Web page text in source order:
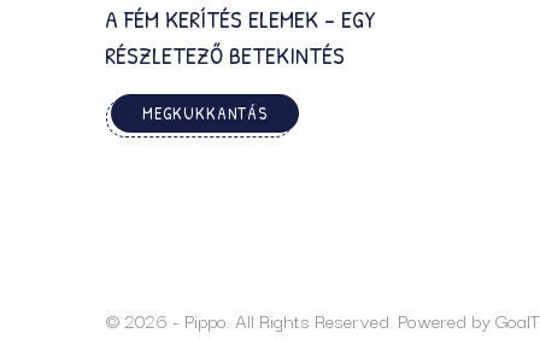
A FÉM KERÍTÉS ELEMEK – EGY
RÉSZLETEZŐ BETEKINTÉS
MEGKUKKANTÁS
© 2026 - Pippo. All Rights Reserved. Powered by